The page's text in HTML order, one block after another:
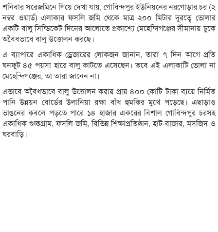
শনিবার সরেজমিনে গিয়ে দেখা যায়, গোবিন্দপুর ইউনিয়নের নরগোড়ার চর (২
নম্বর ওয়ার্ড) এলাকার ফসলি জমি থেকে মাত্র ২০০ মিটার দূরত্বে ভোলার
একটি বালু সিন্ডিকেট দিনের আলোতে প্রকাশ্যে মেহেন্দিগঞ্জের সীমানায় ঢুকে
অবৈধভাবে বালু উত্তোলন করছে।
এ ব্যাপারে একাধিক ড্রেজারের লোকজন জানান, তারা ৭ দিন আগে প্রতি
ঘনফুট ৪৫ পয়সা হারে বালু কাটতে এসেছেন। তবে এই এলাকাটি ভোলা না
মেহেন্দিগঞ্জের, তা তারা জানেন না।
এভাবে অবৈধভাবে বালু উত্তোলন করায় প্রায় ৪০০ কোটি টাকা ব্যয়ে নির্মিত
পানি উন্নয়ন বোর্ডের উলানিয়া রক্ষা বাঁধ হুমকির মুখে পড়েছে। এছাড়াও
ভাঙনের কবলে পড়তে পারে ১৪ হাজার একরের বিশাল গোবিন্দপুর চরসহ
একাধিক গুচ্ছগ্রাম, ফসলি জমি, বিভিন্ন শিক্ষাপ্রতিষ্ঠান, হাট-বাজার, মসজিদ ও
ঘরবাড়ি।